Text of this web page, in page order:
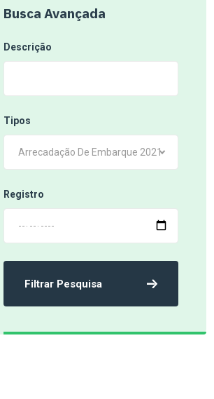
Busca Avançada
Descrição
Tipos
Arrecadação De Embarque 2021
Registro
Filtrar Pesquisa